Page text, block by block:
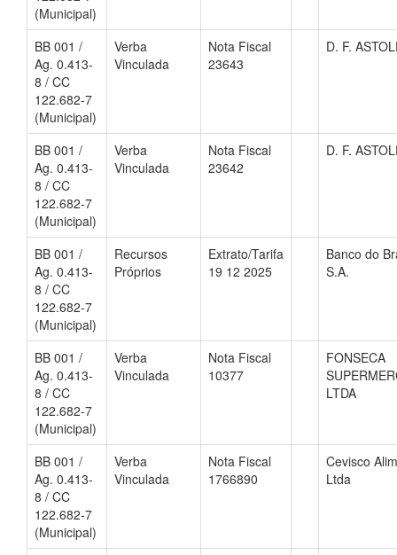
(Municipal)
BB 001 /
Ag. 0.413-
8 / CC
122.682-7
(Municipal)
Verba
Vinculada
Nota Fiscal
23643
D. F.
BB 001 /
Ag. 0.413-
8 / CC
122.682-7
(Municipal)
Verba
Vinculada
Nota Fiscal
23642
D. F.
BB 001 /
Ag. 0.413-
8 / CC
122.682-7
(Municipal)
Recursos
Próprios
Extrato/Tarifa
19 12 2025
Banco do
S.A.
BB 001 /
Ag. 0.413-
8 / CC
122.682-7
(Municipal)
Verba
Vinculada
Nota Fiscal
10377
FONSECA
LTDA
BB 001 /
Ag. 0.413-
8 / CC
122.682-7
(Municipal)
Verba
Vinculada
Nota Fiscal
1766890
Cevisco
Ltda